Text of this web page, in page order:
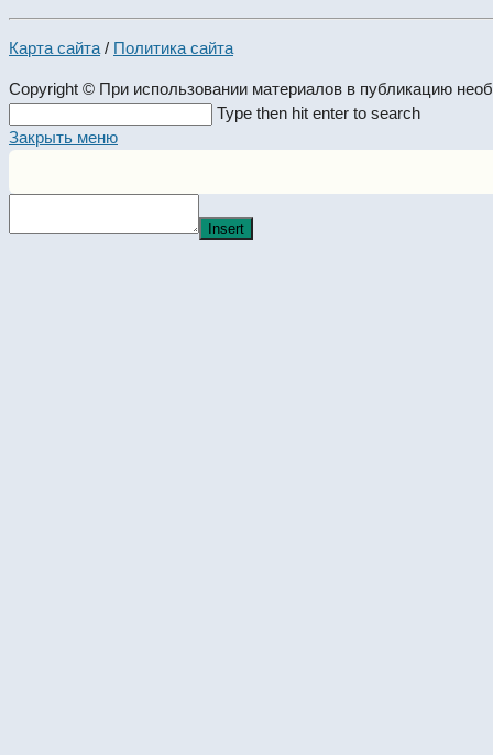
Карта сайта / Политика сайта
Copyright © При использовании материалов в публикацию
this
Type then hit enter to search
Закрыть меню
Insert